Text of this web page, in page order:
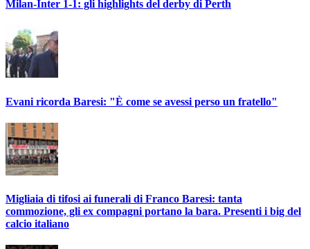
Milan-Inter 1-1: gli highlights del derby di Perth
Evani ricorda Baresi: "È come se avessi perso un fratello"
Migliaia di tifosi ai funerali di Franco Baresi: tanta
commozione, gli ex compagni portano la bara. Presenti i big del
calcio italiano